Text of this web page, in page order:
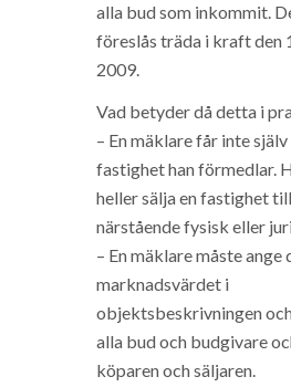
alla bud som inkommit.
föreslås träda i kraft den
2009.
Vad betyder då detta i
– En mäklare får inte
fastighet han förmedlar.
heller sälja en fastighet
närstående fysisk eller
– En mäklare måste
marknadsvärdet i
objektsbeskrivningen
alla bud och budgivare
köparen och säljaren.